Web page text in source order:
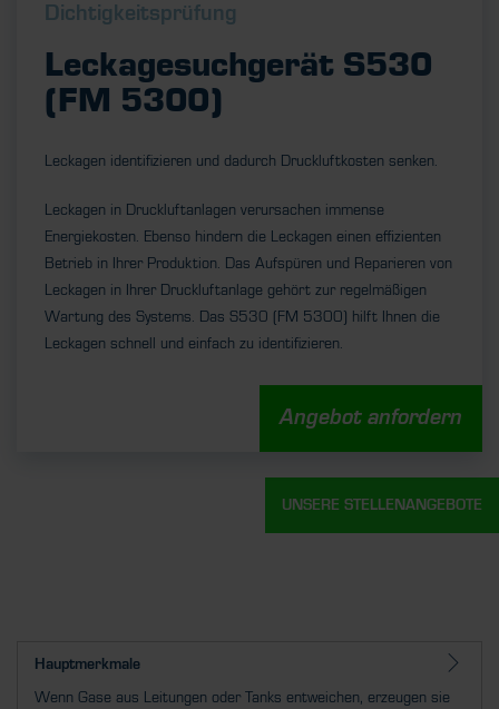
Dichtigkeitsprüfung
Leckagesuchgerät S530
(FM 5300)
Leckagen identifizieren und dadurch Druckluftkosten senken.
Leckagen in Druckluftanlagen verursachen immense
Energiekosten. Ebenso hindern die Leckagen einen effizienten
Betrieb in Ihrer Produktion. Das Aufspüren und Reparieren von
Leckagen in Ihrer Druckluftanlage gehört zur regelmäßigen
Wartung des Systems. Das S530 (FM 5300) hilft Ihnen die
Leckagen schnell und einfach zu identifizieren.
Angebot anfordern
Hauptmerkmale
Wenn Gase aus Leitungen oder Tanks entweichen, erzeugen sie
UNSERE STELLENANGEBOTE